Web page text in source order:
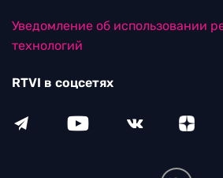
Уведомление об использовании
технологий
RTVI в соцсетях